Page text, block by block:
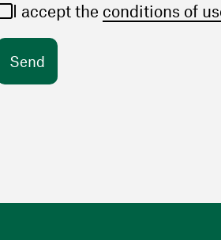
I accept the conditions of